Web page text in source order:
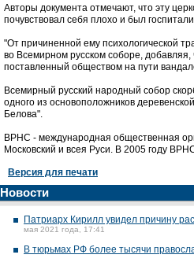
Авторы документа отмечают, что эту
почувствовал себя плохо и был
"От причиненной ему психологической
во Всемирном русском соборе,
поставленный обществом на пути
Всемирный русский народный собор
одного из основоположников
Белова".
ВРНС - международная общественная
Московский и всея Руси. В 2005 году
Версия для печати
Новости
Патриарх Кирилл увидел причину
мая 2021 года, 17:41
В тюрьмах РФ более тысячи